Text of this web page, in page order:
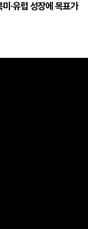
·유럽 성장에 목표가